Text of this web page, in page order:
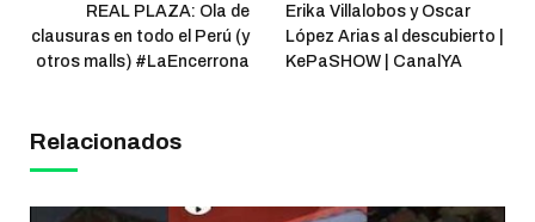
REAL PLAZA: Ola de
clausuras en todo el Perú (y
otros malls) #LaEncerrona
Erika Villalobos y Oscar
López Arias al descubierto |
KePaSHOW | CanalYA
Relacionados